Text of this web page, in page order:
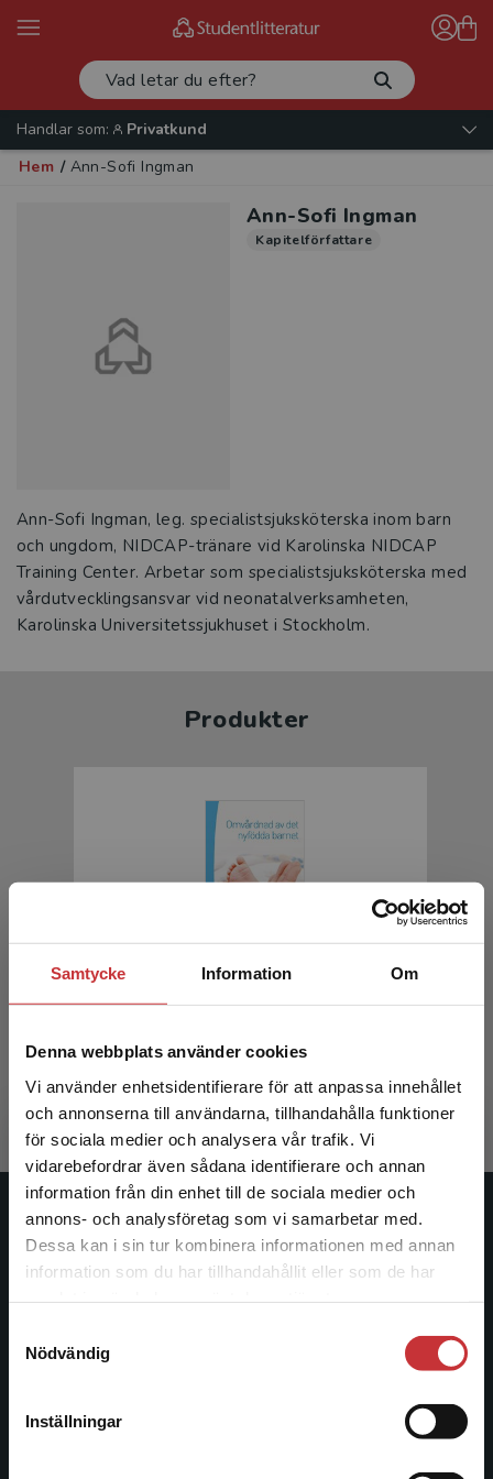
Samtycke Information Om
Denna webbplats använder cookies
Vi använder enhetsidentifierare för att anpassa innehållet
och annonserna till användarna, tillhandahålla funktioner
för sociala medier och analysera vår trafik. Vi
vidarebefordrar även sådana identifierare och annan
information från din enhet till de sociala medier och
annons- och analysföretag som vi samarbetar med.
Dessa kan i sin tur kombinera informationen med annan
information som du har tillhandahållit eller som de har
Nödvändig
Inställningar
Begränsad fraktregion
Det verkar som att du besöker
studentlitteratur.se via en enhet utanför Sverige.
Vi erbjuder inte leveranser utanför Sverige. För
att kunna slutföra ett köp måste
Handlar som:
Privatkund
Hem / Ann-Sofi Ingman
Ann-Sofi Ingman
Kapitelförfattare
Ann-Sofi Ingman, leg. specialistsjuksköterska inom barn
och ungdom, NIDCAP-tränare vid Karolinska NIDCAP
Training Center. Arbetar som specialistsjuksköterska med
vårdutvecklingsansvar vid neonatalverksamheten,
Karolinska Universitetssjukhuset i Stockholm.
Produkter
Omvårdnad av det nyfödda barnet
Exkl. moms: 366 kr
Studentlitteratur
Studentlitteratur grundades 1963 och är idag Sveriges
ledande utbildningsförlag. Med läromedel, kurslitteratur,
informationstjänster i utbudet, finns Studentlitteratur med